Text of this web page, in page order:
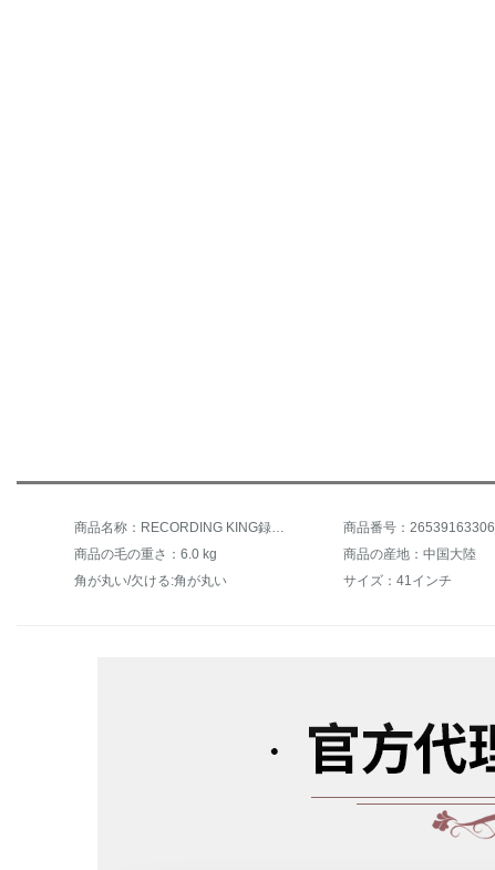
商品名称：RECORDING KING録音のRg王RD 04 C/05/06/07/10初心者シングルボード民謡木ギターRD 04雲杉桃の芯 商品番号：26539163306
商品の毛の重さ：6.0 kg
商品の産地：中国大陸
角が丸い/欠ける:角が丸い
サイズ：41インチ